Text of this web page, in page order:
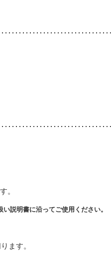
。
説明書に沿ってご使用ください。
ます。